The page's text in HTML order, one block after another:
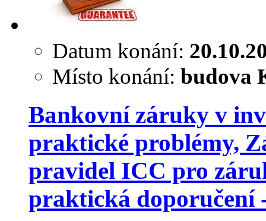
Datum konání:
Místo konání: budova
Bankovní záruky v
praktické problémy,
pravidel ICC pro
praktická doporučení